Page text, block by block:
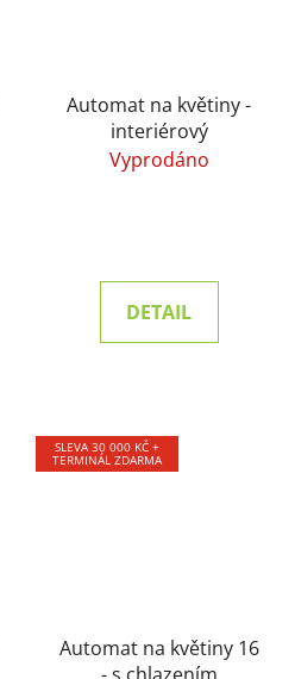
Automat na květiny -
interiérový
Vyprodáno
DETAIL
SLEVA 30 000 KČ +
TERMINÁL ZDARMA
Automat na květiny 16